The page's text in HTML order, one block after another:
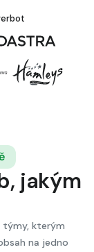
jakým
týmy, kterým
na jedno